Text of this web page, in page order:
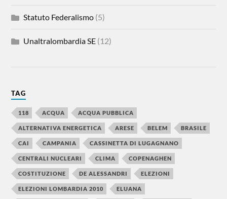
Statuto Federalismo (5)
Unaltralombardia SE (12)
TAG
118 ACQUA ACQUA PUBBLICA
ALTERNATIVA ENERGETICA ARESE BELEM BRASILE
CAI CAMPANIA CASSINETTA DI LUGAGNANO
CENTRALI NUCLEARI CLIMA COPENAGHEN
COSTITUZIONE DE ALESSANDRI ELEZIONI
ELEZIONI LOMBARDIA 2010 ELUANA